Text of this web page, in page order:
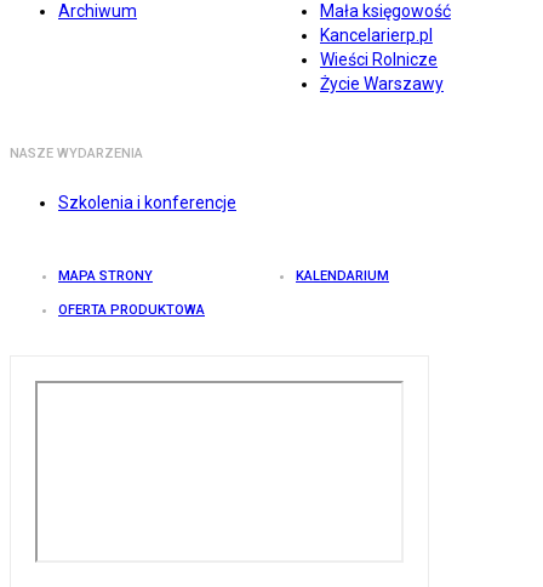
Archiwum
Mała księgowość
Kancelarierp.pl
Wieści Rolnicze
Życie Warszawy
NASZE WYDARZENIA
Szkolenia i konferencje
MAPA STRONY KALENDARIUM
OFERTA PRODUKTOWA